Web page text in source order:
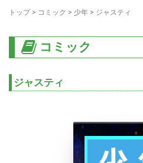
トップ> コミック > 少年 > ジャスティ
コミック
ジャスティ